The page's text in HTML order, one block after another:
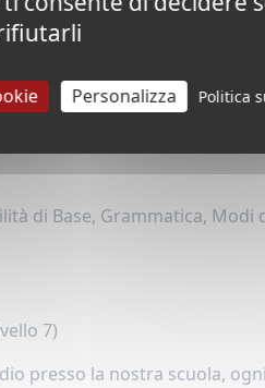
sulla conversazione e
Pieno
di Base, Grammatica,
7)
presso la nostra scuola,
Personalizza Politica